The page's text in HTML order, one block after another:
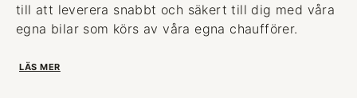
till att leverera snabbt och säkert till dig med våra
egna bilar som körs av våra egna chaufförer.
LÄS MER